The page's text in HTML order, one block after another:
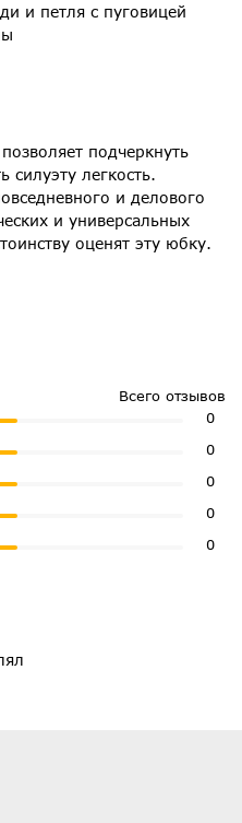
и петля с пуговицей
подчеркнуть
легкость.
и делового
и универсальных
оценят эту юбку.
Всего отзывов
0
0
0
0
0